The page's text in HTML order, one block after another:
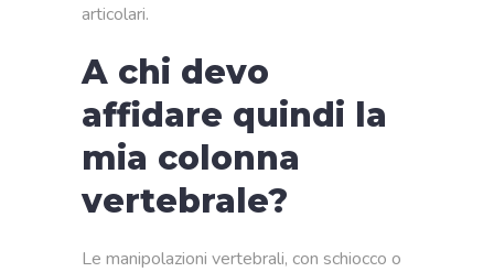
articolari.
A chi devo
affidare quindi la
mia colonna
vertebrale?
Le manipolazioni vertebrali, con schiocco o